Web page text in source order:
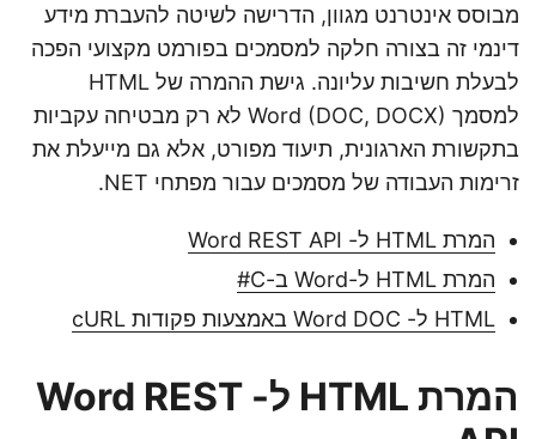
מבוסס אינטרנט מגוון, הדרישה לשיטה להעברת מידע
דינמי זה בצורה חלקה למסמכים בפורמט מקצועי הפכה
לבעלת חשיבות עליונה. גישת ההמרה של HTML
למסמך Word (DOC, DOCX) לא רק מבטיחה עקביות
בתקשורת הארגונית, תיעוד מפורט, אלא גם מייעלת את
זרימות העבודה של מסמכים עבור מפתחי NET.
המרת HTML ל- Word REST API
המרת HTML ל-Word ב-C#
HTML ל- Word DOC באמצעות פקודות cURL
המרת HTML ל- Word REST